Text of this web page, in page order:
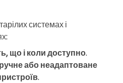
системах і
що і коли доступно.
або неадаптоване
.